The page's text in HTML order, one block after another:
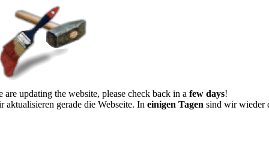
are updating the website, please check back in a few days!
aktualisieren gerade die Webseite. In einigen Tagen sind wir wieder